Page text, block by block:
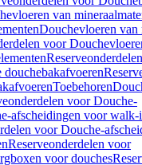
van
Douchevloeren van
voor
douchebakafvoeren
Toebehoren
voor Douche-
afscheidingen voor walk-
voor Douche-
Reserveonderdelen voor
voor douches